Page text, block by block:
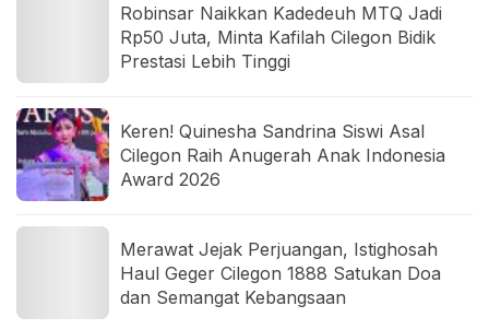
Robinsar Naikkan Kadedeuh MTQ Jadi
Rp50 Juta, Minta Kafilah Cilegon Bidik
Prestasi Lebih Tinggi
Keren! Quinesha Sandrina Siswi Asal
Cilegon Raih Anugerah Anak Indonesia
Award 2026
Merawat Jejak Perjuangan, Istighosah
Haul Geger Cilegon 1888 Satukan Doa
dan Semangat Kebangsaan